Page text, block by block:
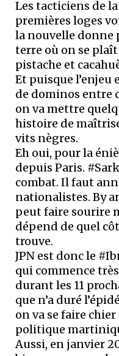
Les tacticiens de
premières loges
la nouvelle donne
terre où on se
pistache et
Et puisque
de dominos entre
on va mettre
histoire de
vits nègres.
Eh oui, pour la
depuis Paris.
combat. Il faut
nationalistes. By
peut faire sourire
dépend de quel
trouve.
JPN est donc le
qui commence
durant les 11
que n’a duré
on va se faire
politique
Aussi, en janvier